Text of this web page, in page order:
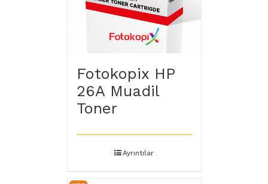
Fotokopix HP
26A Muadil
Toner
Ayrıntılar